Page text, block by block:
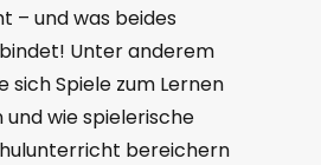
– und was beides
Unter anderem
sich Spiele zum Lernen
und wie spielerische
bereichern